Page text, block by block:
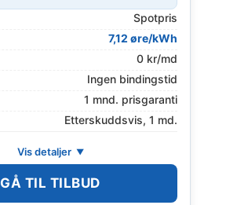
Spotpris
7,12 øre/kWh
0 kr/md
Ingen bindingstid
1 mnd. prisgaranti
Etterskuddsvis, 1 md.
Vis detaljer
GÅ TIL TILBUD